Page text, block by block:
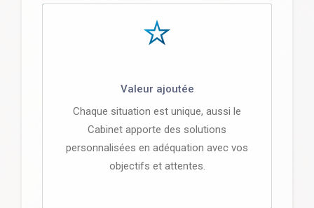
Valeur ajoutée
Chaque situation est unique, aussi le
Cabinet apporte des solutions
personnalisées en adéquation avec vos
objectifs et attentes.